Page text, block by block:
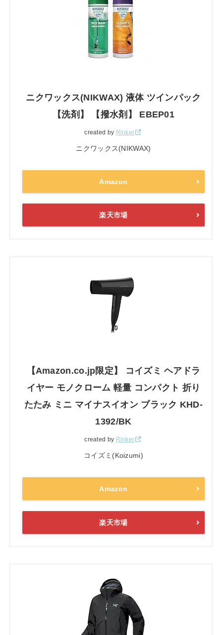
ニクワックス(NIKWAX) 液体 ツインパック
【洗剤】 【撥水剤】 EBEP01
created by Rinker
ニクワックス(NIKWAX)
Amazon
楽天市場
【Amazon.co.jp限定】 コイズミ ヘアドラ
イヤー モノクローム 軽量 コンパクト 折り
たたみ ミニ マイナスイオン ブラック KHD-
1392/BK
created by Rinker
コイズミ(Koizumi)
Amazon
楽天市場